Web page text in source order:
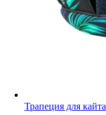
Трапеция для